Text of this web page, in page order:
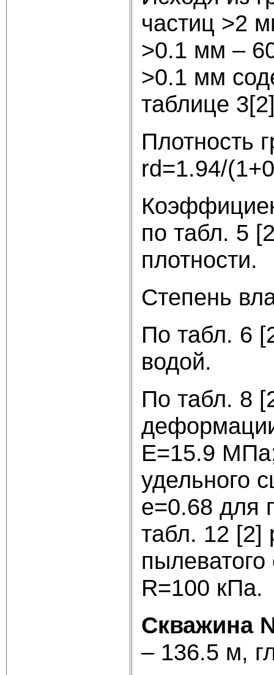
частиц >2
>0.1 мм –
>0.1 мм
таблице
Плотность
rd=1.94/
по табл. 5
плотности.
Степень
По табл. 6
водой.
По табл. 8
Е=15.9
удельного
е=0.68 для
табл. 12 [2]
R=100 кПа.
Скважина
– 136.5 м,